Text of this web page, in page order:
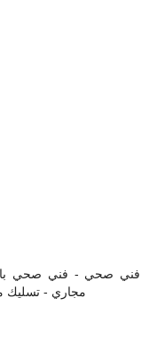
فني صحي - فني صحي
مجاري - تسليك